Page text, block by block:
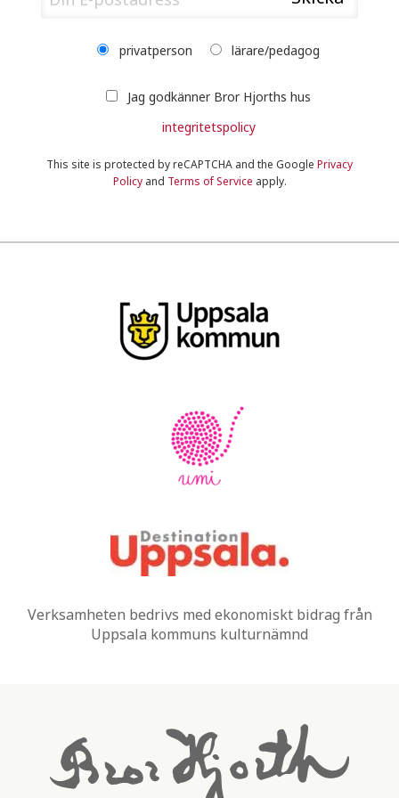
privatperson lärare/pedagog
Jag godkänner Bror Hjorths hus
integritetspolicy
This site is protected by reCAPTCHA and the Google Privacy
Policyand Terms of Service apply.
Verksamheten bedrivs med ekonomiskt bidrag från
Uppsala kommuns kulturnämnd